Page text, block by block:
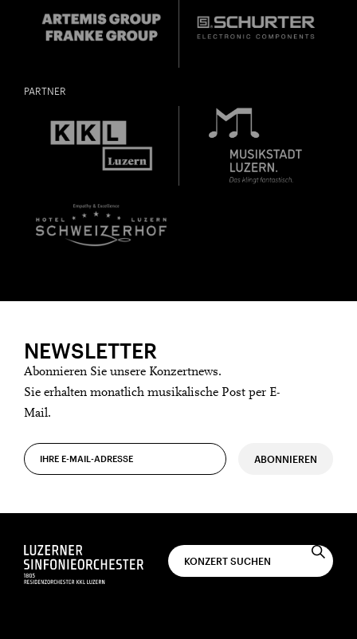
PARTNER
NEWSLETTER
Abonnieren Sie unsere Konzertnews.
Sie erhalten monatlich musikalische Post per E-
Mail.
ABONNIEREN